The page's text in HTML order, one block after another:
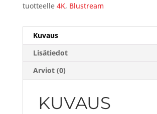
tuotteelle 4K, Blustream
Kuvaus
Lisätiedot
Arviot (0)
KUVAUS